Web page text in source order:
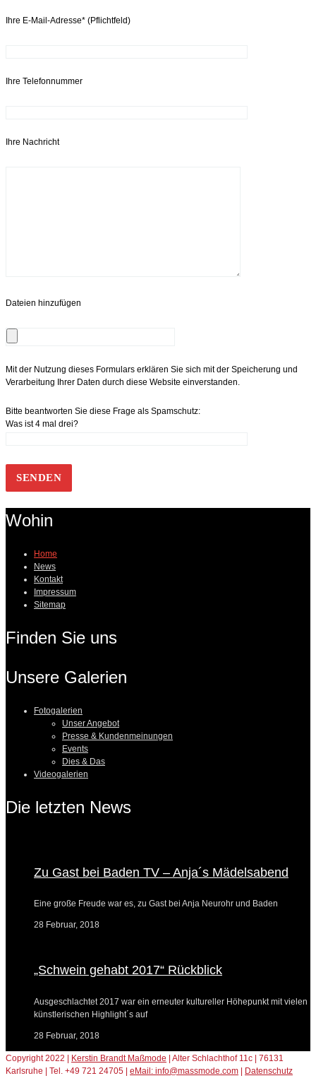
Ihre E-Mail-Adresse* (Pflichtfeld)
Ihre Telefonnummer
Ihre Nachricht
Dateien hinzufügen
Mit der Nutzung dieses Formulars erklären Sie sich mit der Speicherung und
Verarbeitung Ihrer Daten durch diese Website einverstanden.
Bitte beantworten Sie diese Frage als Spamschutz:
Was ist 4 mal drei?
Wohin
Home
News
Kontakt
Impressum
Sitemap
Finden Sie uns
Unsere Galerien
Fotogalerien
Unser Angebot
Presse & Kundenmeinungen
Events
Dies & Das
Videogalerien
Die letzten News
Zu Gast bei Baden TV – Anja´s Mädelsabend
Eine große Freude war es, zu Gast bei Anja Neurohr und Baden
28 Februar, 2018
„Schwein gehabt 2017“ Rückblick
Ausgeschlachtet 2017 war ein erneuter kultureller Höhepunkt mit vielen
künstlerischen Highlight´s auf
28 Februar, 2018
Copyright 2022 | Kerstin Brandt Maßmode | Alter Schlachthof 11c | 76131
Karlsruhe | Tel. +49 721 24705 | eMail: info@massmode.com Datenschutz